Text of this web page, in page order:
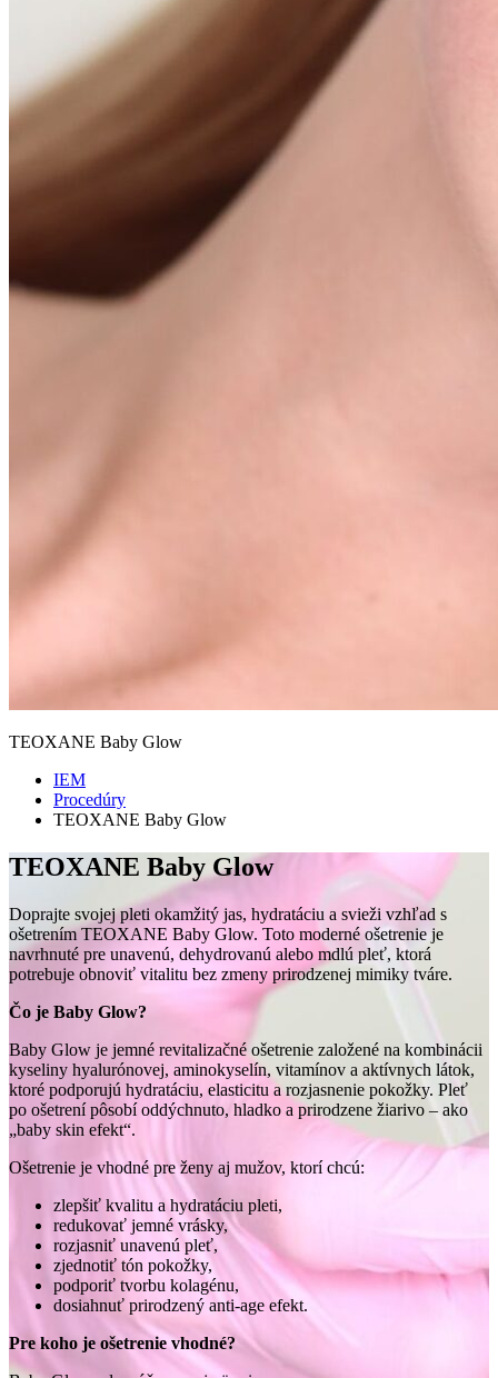
TEOXANE Baby Glow
IEM
Procedúry
TEOXANE Baby Glow
TEOXANE Baby Glow
Doprajte svojej pleti okamžitý jas, hydratáciu a svieži vzhľad s
ošetrením TEOXANE Baby Glow. Toto moderné ošetrenie je
navrhnuté pre unavenú, dehydrovanú alebo mdlú pleť, ktorá
potrebuje obnoviť vitalitu bez zmeny prirodzenej mimiky tváre.
Čo je Baby Glow?
Baby Glow je jemné revitalizačné ošetrenie založené na kombinácii
kyseliny hyalurónovej, aminokyselín, vitamínov a aktívnych látok,
ktoré podporujú hydratáciu, elasticitu a rozjasnenie pokožky. Pleť
po ošetrení pôsobí oddýchnuto, hladko a prirodzene žiarivo – ako
„baby skin efekt“.
Ošetrenie je vhodné pre ženy aj mužov, ktorí chcú:
zlepšiť kvalitu a hydratáciu pleti,
redukovať jemné vrásky,
rozjasniť unavenú pleť,
zjednotiť tón pokožky,
podporiť tvorbu kolagénu,
dosiahnuť prirodzený anti-age efekt.
Pre koho je ošetrenie vhodné?